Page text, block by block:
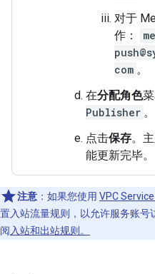
对于
作：
com 。
在分配角色
Publisher 。
点击保存。
能更新完毕。
注意 ：如果您使用 VPC
置入站流量规则，以允许服务账
阅 入站和出站规则。